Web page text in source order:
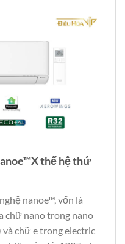
thế hệ thứ
nanoe™, vốn là
chữ nano trong nano
chữ e trong electric